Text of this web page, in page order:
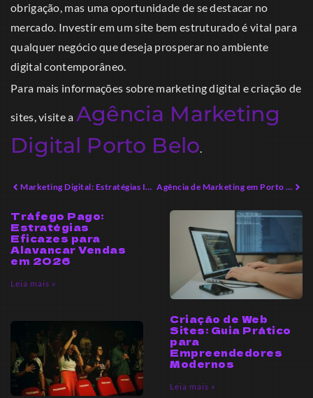
obrigação, mas uma oportunidade de se destacar no
mercado. Investir em um site bem estruturado é vital para
qualquer negócio que deseja prosperar no ambiente
digital contemporâneo.
Para mais informações sobre marketing digital e criação de
sites, visite a Agência Marketing
Digital Porto Belo.
Marketing Digital: Estratégias Inovadoras para o Sucesso Agência de Marketing em Porto Belo: Dicas para Potencializar Seu Negócio
Tráfego Pago:
Estratégias
Eficazes para
Alavancar Vendas
em 2026
Leia mais »
Criação de Web
Sites: Guia Prático
para
Empreendedores
Modernos
Leia mais »